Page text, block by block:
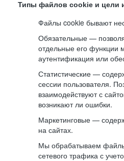
Типы файлов cookie и цели
Файлы cookie бывают
Обязательные —
отдельные его функции
аутентификация или
Статистические —
сессии пользователя.
взаимодействуют с
возникают ли ошибки.
Маркетинговые —
на сайтах.
Мы обрабатываем
сетевого трафика с